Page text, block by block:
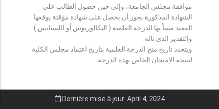
موافقة مجلس الجامعة، وإلى حين حصول الطالب على
الشهادة المذكورة يجوز أن يحصل على شهادة مؤقتة يوقعها
العميد مبيناً بها الدرجة العلمية ( البكالوريوس أو الليسانس )
والتقدير الذي ناله.
ويتحدد تاريخ منح الدرجة العلمية بتاريخ اعتماد مجلس الكلية
لنتيجة الإمتحان الخاص بهذه الدرجة.
Dernière mise à jour: April 4, 2024